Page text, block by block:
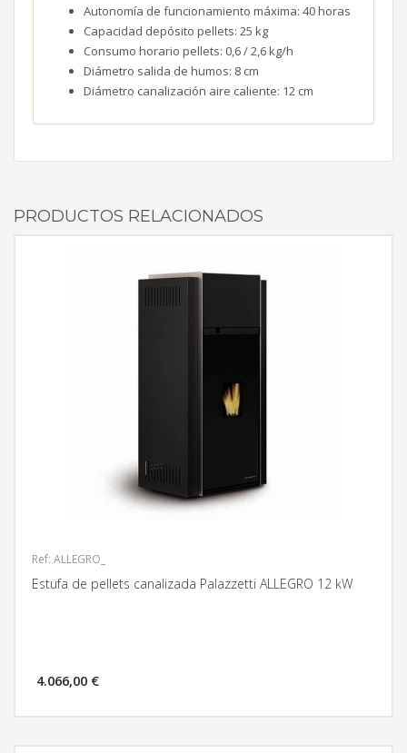
Autonomía de funcionamiento máxima: 40 horas
Capacidad depósito pellets: 25 kg
Consumo horario pellets: 0,6 / 2,6 kg/h
Diámetro salida de humos: 8 cm
Diámetro canalización aire caliente: 12 cm
PRODUCTOS RELACIONADOS
Ref: ALLEGRO_
Estufa de pellets canalizada Palazzetti ALLEGRO 12 kW
4.066,00 €